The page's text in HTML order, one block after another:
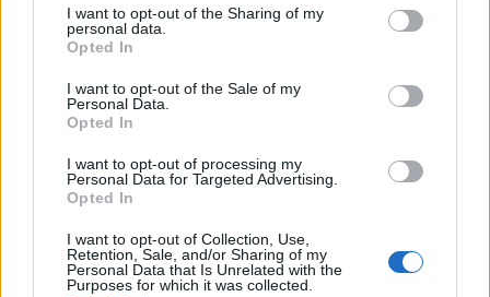
I want to opt-out of the Sharing of my
personal data.
Opted In
I want to opt-out of the Sale of my
Personal Data.
Opted In
I want to opt-out of processing my
Personal Data for Targeted Advertising.
Opted In
I want to opt-out of Collection, Use,
Retention, Sale, and/or Sharing of my
Personal Data that Is Unrelated with the
Purposes for which it was collected.
Χρηματοδότηση 8 εκατ. ευρώ
σε 843 μέσα ενημέρωσης-
πρόγραμμα ενίσχυσης του
Metlen: Ρεκόρ EBITDA στο α'
Η Chery επενδύει 75 εκατ. δολάρια στην KG Mobility